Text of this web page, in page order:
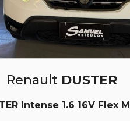
Renault DUSTER
Intense 1.6 16V Flex